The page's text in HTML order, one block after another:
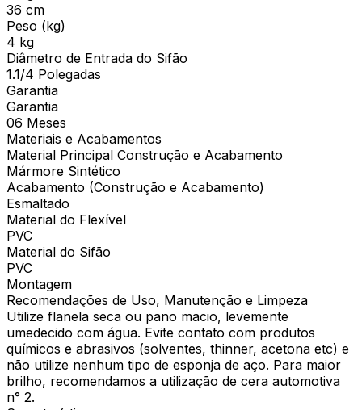
36 cm
Peso (kg)
4 kg
Diâmetro de Entrada do Sifão
1.1/4 Polegadas
Garantia
Garantia
06 Meses
Materiais e Acabamentos
Material Principal Construção e Acabamento
Mármore Sintético
Acabamento (Construção e Acabamento)
Esmaltado
Material do Flexível
PVC
Material do Sifão
PVC
Montagem
Recomendações de Uso, Manutenção e Limpeza
Utilize flanela seca ou pano macio, levemente
umedecido com água. Evite contato com produtos
químicos e abrasivos (solventes, thinner, acetona etc) e
não utilize nenhum tipo de esponja de aço. Para maior
brilho, recomendamos a utilização de cera automotiva
n° 2.